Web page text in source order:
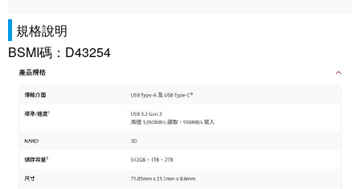
規格說明
BSMI碼：D43254